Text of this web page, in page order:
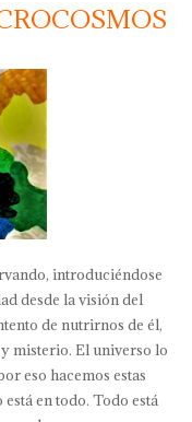
introduciéndose
desde la visión del
de nutrirnos de él,
misterio. El universo lo
eso hacemos estas
en todo. Todo está